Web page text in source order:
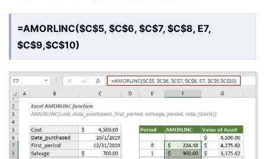
=AMORLINC($C$5, $C$6, $C$7, $C$8, E7,
$C$9,$C$10)